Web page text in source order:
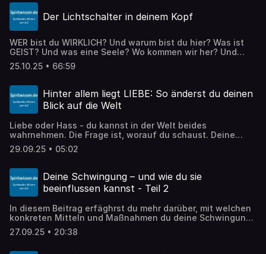
und deine Seele spiegeln und die konkrete Fragen
beantworten kann. Das die Antworten auf deine Fragen
nicht von der KI selbst kommen können, wirst du an der
können.
Der Lichtschalter in deinem Kopf
WER bist du WIRKLICH? Und warum bist du hier? Was ist
GEIST? Und was eine Seele? Wo kommen wir her? Und
wohin gehen wir wieder zurück? Woher kommen deine
Gedanken? Und wie kannst du ihre Quelle bewusst
diesem Vortrag Antwort. Mehr zu diesen Themen findest
auf https://Spiritwissen.de
25.10.25 • 66:59
Hinter allem liegt LIEBE: So änderst du deinen
Blick auf die Welt
Liebe oder Hass - du kannst in der Welt beides
wahrnehmen. Die Frage ist, worauf du schaust. Deine
Sichtweise lässt dich entweder eine liebevolle oder eine
hasserfüllte Welt sehen. In diesem Podcast beschreibe
29.09.25 • 05:02
Deine Schwingung – und wie du sie
beeinflussen kannst - Teil 2
In diesem Beitrag erfäghrst du mehr darüber, mit welchen
konkreten Mitteln und Maßnahmen du deine Schwingung
beeinflussen kannst - sowohl in die eine wie auch in die
andere Richtung.
27.09.25 • 20:38